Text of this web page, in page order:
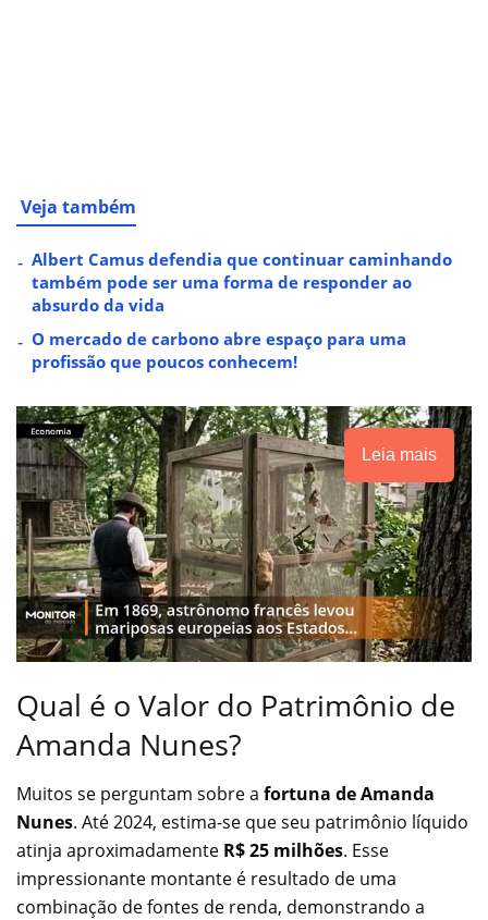
Veja também
Albert Camus defendia que continuar caminhando
também pode ser uma forma de responder ao
absurdo da vida
O mercado de carbono abre espaço para uma
profissão que poucos conhecem!
Leia mais
Qual é o Valor do Patrimônio de
Amanda Nunes?
Muitos se perguntam sobre a fortuna de Amanda
Nunes. Até 2024, estima-se que seu patrimônio líquido
atinja aproximadamente R$ 25 milhões. Esse
impressionante montante é resultado de uma
combinação de fontes de renda, demonstrando a